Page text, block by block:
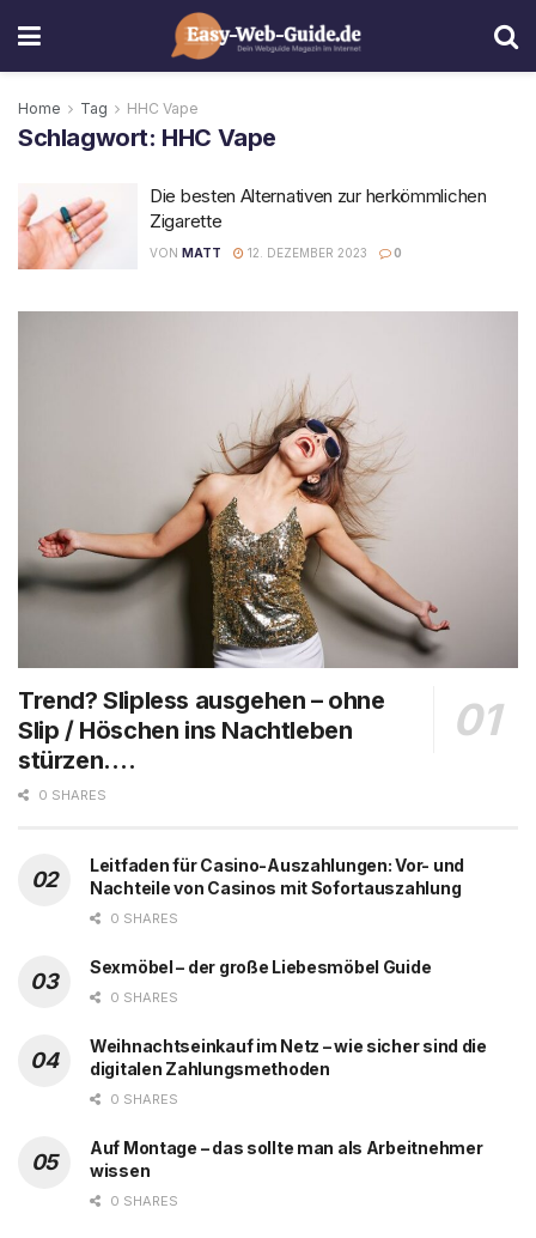
Home Tag HHC Vape
Schlagwort: HHC Vape
Die besten Alternativen zur herkömmlichen
Zigarette
VON MATT 12. DEZEMBER 2023 0
Trend? Slipless ausgehen – ohne
Slip / Höschen ins Nachtleben
stürzen….
0 SHARES
Leitfaden für Casino-Auszahlungen: Vor- und
Nachteile von Casinos mit Sofortauszahlung
0 SHARES
Sexmöbel – der große Liebesmöbel Guide
0 SHARES
Weihnachtseinkauf im Netz – wie sicher sind die
digitalen Zahlungsmethoden
0 SHARES
Auf Montage – das sollte man als Arbeitnehmer
wissen
0 SHARES